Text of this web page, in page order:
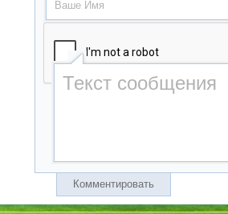
Комментировать